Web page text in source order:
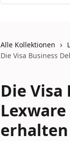
Alle Kollektionen
Die Visa Business
Die